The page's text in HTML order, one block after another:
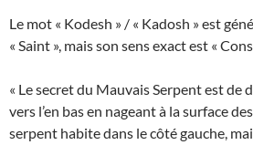
Le mot « Kodesh » / « Kadosh » est
« Saint », mais son sens exact est «
« Le secret du Mauvais Serpent est de
vers l’en bas en nageant à la surface
serpent habite dans le côté gauche,